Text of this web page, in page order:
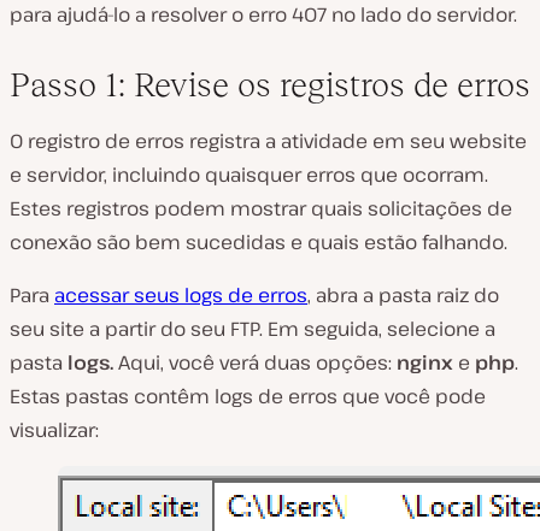
para ajudá-lo a resolver o erro 407 no lado do servidor.
Passo 1: Revise os registros de erros
O registro de erros registra a atividade em seu website
e servidor, incluindo quaisquer erros que ocorram.
Estes registros podem mostrar quais solicitações de
conexão são bem sucedidas e quais estão falhando.
Para acessar seus logs de erros, abra a pasta raiz do
seu site a partir do seu FTP. Em seguida, selecione a
pasta logs.Aqui, você verá duas opções: nginx e php.
Estas pastas contêm logs de erros que você pode
visualizar: